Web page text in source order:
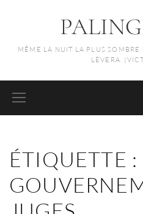
MÊME LA NUIT LA PLUS SOMBRE
LÈVERA.
ÉTIQUETTE :